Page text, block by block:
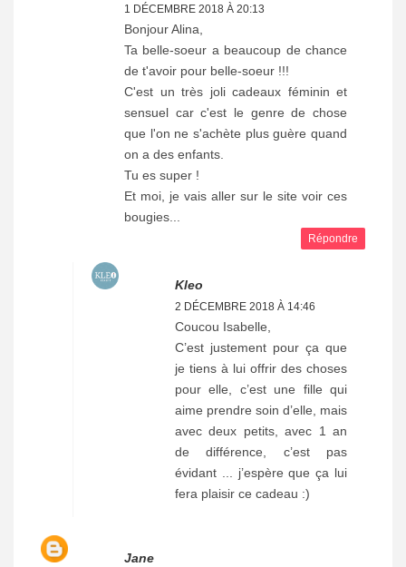
1 DÉCEMBRE 2018 À 20:13
Bonjour Alina,
Ta belle-soeur a beaucoup de chance
de t'avoir pour belle-soeur !!!
C'est un très joli cadeaux féminin et
sensuel car c'est le genre de chose
que l'on ne s'achète plus guère quand
on a des enfants.
Tu es super !
Et moi, je vais aller sur le site voir ces
bougies...
Répondre
Kleo
2 DÉCEMBRE 2018 À 14:46
Coucou Isabelle,
C’est justement pour ça que
je tiens à lui offrir des choses
pour elle, c’est une fille qui
aime prendre soin d’elle, mais
avec deux petits, avec 1 an
de différence, c’est pas
évidant ... j’espère que ça lui
fera plaisir ce cadeau :)
Jane